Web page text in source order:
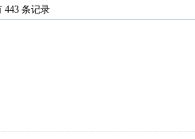
443 条记录